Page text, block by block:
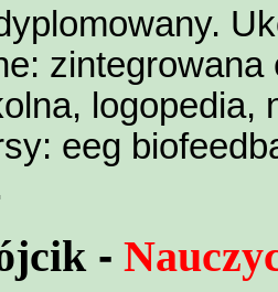
logopedia,
eeg
-